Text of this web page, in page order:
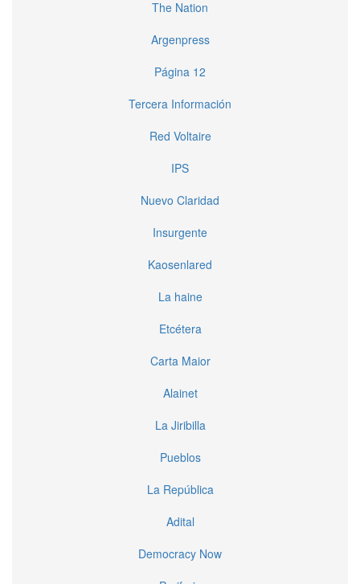
The Nation
Argenpress
Página 12
Tercera Información
Red Voltaire
IPS
Nuevo Claridad
Insurgente
Kaosenlared
La haine
Etcétera
Carta Maior
Alainet
La Jiribilla
Pueblos
La República
Adital
Democracy Now